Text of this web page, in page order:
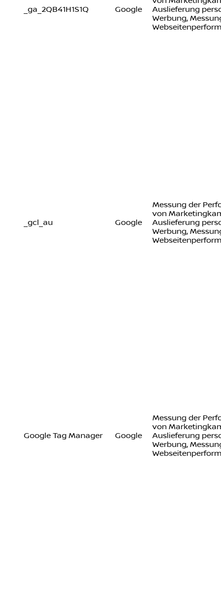
_ga_2QB41H1S1Q Google
Auslieferung
Werbung,
_gcl_au Google
Messung der
von
Auslieferung
Werbung,
Google Tag Manager Google
Messung der
von
Auslieferung
Werbung,